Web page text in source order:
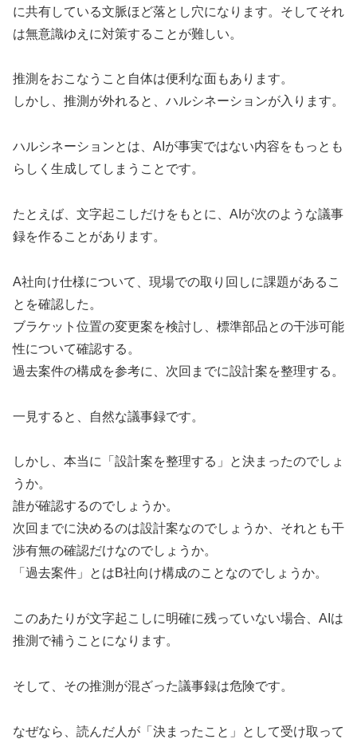
に共有している文脈ほど落とし穴になります。そしてそれ
は無意識ゆえに対策することが難しい。
推測をおこなうこと自体は便利な面もあります。
しかし、推測が外れると、ハルシネーションが入ります。
ハルシネーションとは、AIが事実ではない内容をもっとも
らしく生成してしまうことです。
たとえば、文字起こしだけをもとに、AIが次のような議事
録を作ることがあります。
A社向け仕様について、現場での取り回しに課題があるこ
とを確認した。
ブラケット位置の変更案を検討し、標準部品との干渉可能
性について確認する。
過去案件の構成を参考に、次回までに設計案を整理する。
一見すると、自然な議事録です。
しかし、本当に「設計案を整理する」と決まったのでしょ
うか。
誰が確認するのでしょうか。
次回までに決めるのは設計案なのでしょうか、それとも干
渉有無の確認だけなのでしょうか。
「過去案件」とはB社向け構成のことなのでしょうか。
このあたりが文字起こしに明確に残っていない場合、AIは
推測で補うことになります。
そして、その推測が混ざった議事録は危険です。
なぜなら、読んだ人が「決まったこと」として受け取って